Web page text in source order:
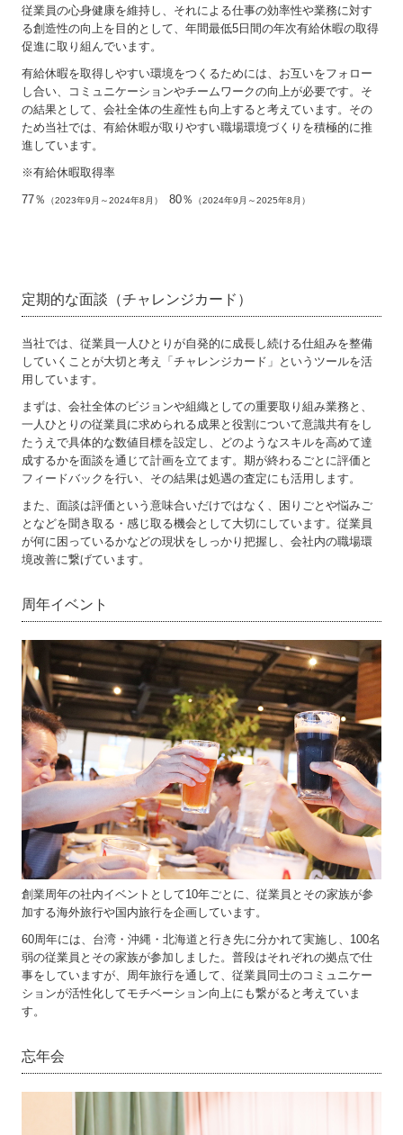
組織統治
人権
労働慣行
消費者課題
従業員の心身健康を維持し、それによる仕事の効率性や業務に対す
る創造性の向上を目的として、年間最低5日間の年次有給休暇の取得
促進に取り組んでいます。
有給休暇を取得しやすい環境をつくるためには、お互いをフォロー
し合い、コミュニケーションやチームワークの向上が必要です。そ
の結果として、会社全体の生産性も向上すると考えています。その
ため当社では、有給休暇が取りやすい職場環境づくりを積極的に推
進しています。
※有給休暇取得率
77％
（2023年9月～2024年8月） 80％ （2024年9月～2025年8月）
定期的な面談（チャレンジカード）
当社では、従業員一人ひとりが自発的に成長し続ける仕組みを整備
していくことが大切と考え「チャレンジカード」というツールを活
用しています。
まずは、会社全体のビジョンや組織としての重要取り組み業務と、
一人ひとりの従業員に求められる成果と役割について意識共有をし
たうえで具体的な数値目標を設定し、どのようなスキルを高めて達
成するかを面談を通じて計画を立てます。期が終わるごとに評価と
フィードバックを行い、その結果は処遇の査定にも活用します。
また、面談は評価という意味合いだけではなく、困りごとや悩みご
となどを聞き取る・感じ取る機会として大切にしています。従業員
が何に困っているかなどの現状をしっかり把握し、会社内の職場環
境改善に繋げています。
周年イベント
創業周年の社内イベントとして10年ごとに、従業員とその家族が参
加する海外旅行や国内旅行を企画しています。
60周年には、台湾・沖縄・北海道と行き先に分かれて実施し、100名
弱の従業員とその家族が参加しました。普段はそれぞれの拠点で仕
事をしていますが、周年旅行を通して、従業員同士のコミュニケー
ションが活性化してモチベーション向上にも繋がると考えていま
す。
忘年会